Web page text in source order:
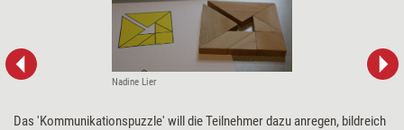
Nadine Lier
Das 'Kommunikationspuzzle' will die Teilnehmer dazu anregen, bildreich